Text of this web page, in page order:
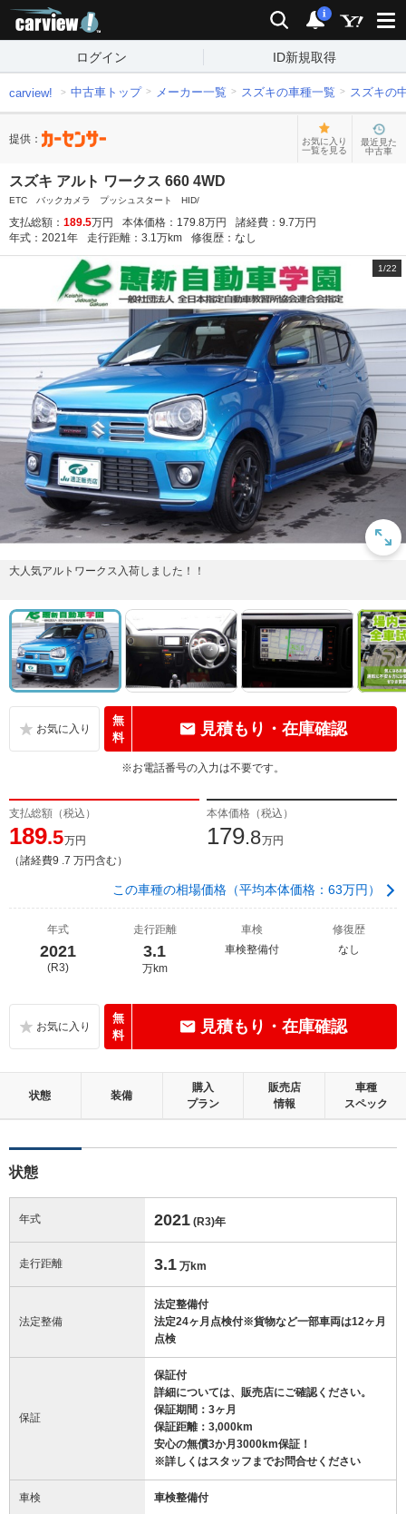
検索 通知
i
ログイン ID新規取得
carview! 中古車トップ メーカー一覧 スズキの車種一覧 スズキの
提供：
お気に入り
一覧を見る
最近見た
中古車
スズキ アルト ワークス 660 4WD
ETC バックカメラ プッシュスタート HID/
支払総額： 189.5万円 本体価格： 179.8万円 諸経費： 9.7万円
年式： 2021年 走行距離： 3.1万km 修復歴： なし
1/22
大人気アルトワークス入荷しました！！
無
料
見積もり・在庫確認
※お電話番号の入力は不要です。
支払総額（税込）
189.5万円
（諸経費9 .7 万円含む）
本体価格（税込）
179.8万円
この車種の相場価格（平均本体価格：63万円）
年式
2021
(R3)
走行距離
3.1
万km
車検
車検整備付
修復歴
なし
無
料
見積もり・在庫確認
状態 装備
購入
プラン
販売店
情報
車種
スペック
状態
年式 2021 (R3)年
走行距離 3.1 万km
法定整備
法定整備付
法定24ヶ月点検付※貨物など一部車両は12ヶ月
点検
保証
保証付
詳細については、販売店にご確認ください。
保証期間：3ヶ月
保証距離：3,000km
安心の無償3か月3000km保証！
※詳しくはスタッフまでお問合せください
車検 車検整備付